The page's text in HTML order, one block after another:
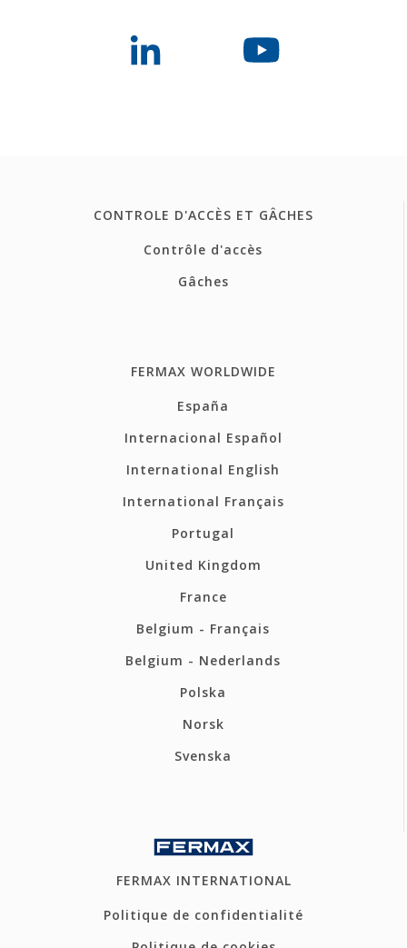
CONTROLE D'ACCÈS ET GÂCHES
Contrôle d'accès
Gâches
FERMAX WORLDWIDE
España
Internacional Español
International English
International Français
Portugal
United Kingdom
France
Belgium - Français
Belgium - Nederlands
Polska
Norsk
Svenska
FERMAX INTERNATIONAL
Politique de confidentialité